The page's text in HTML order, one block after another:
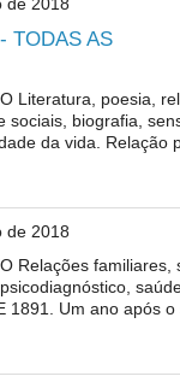
de 2018
TODAS AS
Literatura, poesia,
sociais, biografia,
da vida. Relação
de 2018
Relações familiares,
1891. Um ano após o